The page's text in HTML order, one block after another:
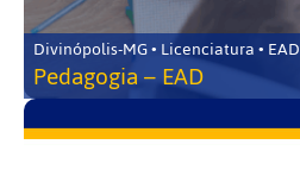
Divinópolis-MG • Licenciatura • EAD
Pedagogia – EAD